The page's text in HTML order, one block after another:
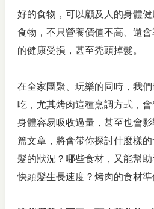
好的食物，可以顧及人的身體
食物，不只營養價值不高、還
的健康受損，甚至禿頭掉髮。
在全家團聚、玩樂的同時，我
吃，尤其烤肉這種烹調方式，
身體容易吸收過量，甚至也會
篇文章，將會帶你探討什麼樣
髮的狀況？哪些食材，又能幫
快頭髮生長速度？烤肉的食材準